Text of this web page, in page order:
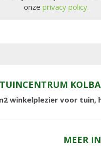
onze privacy policy.
TUINCENTRUM
winkelplezier voor tuin,
MEER